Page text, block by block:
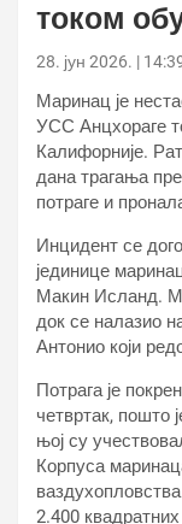
током
28. јун 2026. |
Маринац је
УСС Анцхораге
Калифорније.
дана трагања
потраге и
Инцидент се
јединице
Макин Исланд.
док се налазио
Антонио који
Потрага је
четвртак, пошто
њој су
Корпуса
2.400